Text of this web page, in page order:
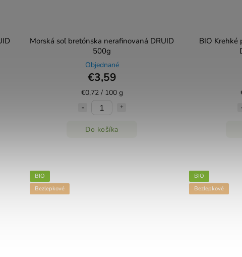
Morská soľ bretónska nerafinovaná DRUID
500g
Objednané
€3,59
€0,72 / 100 g
Do košíka
BIO Krehké
BIO
Bezlepkové
BIO
Bezlepkové